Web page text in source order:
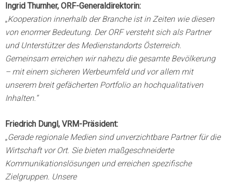
Ingrid Thurnher, ORF-Generaldirektorin:
„Kooperation innerhalb der Branche ist in Zeiten wie diesen
von enormer Bedeutung. Der ORF versteht sich als Partner
und Unterstützer des Medienstandorts Österreich.
Gemeinsam erreichen wir nahezu die gesamte Bevölkerung
– mit einem sicheren Werbeumfeld und vor allem mit
unserem breit gefächerten Portfolio an hochqualitativen
Inhalten.“
Friedrich Dungl, VRM-Präsident:
„Gerade regionale Medien sind unverzichtbare Partner für die
Wirtschaft vor Ort. Sie bieten maßgeschneiderte
Kommunikationslösungen und erreichen spezifische
Zielgruppen. Unsere